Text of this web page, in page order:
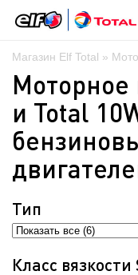
Магазин Elf Total »
Моторное
и Total
Тип
Класс вязкости